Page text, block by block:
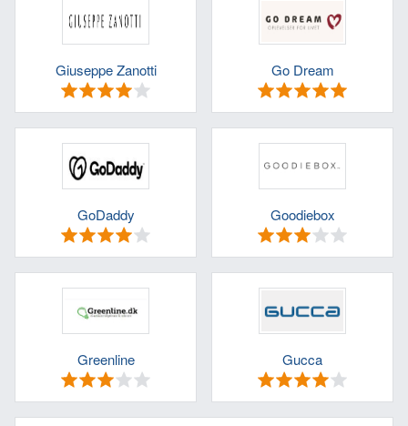
Giuseppe Zanotti Go Dream
GoDaddy Goodiebox
Greenline Gucca